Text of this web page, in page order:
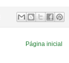
Página inicial